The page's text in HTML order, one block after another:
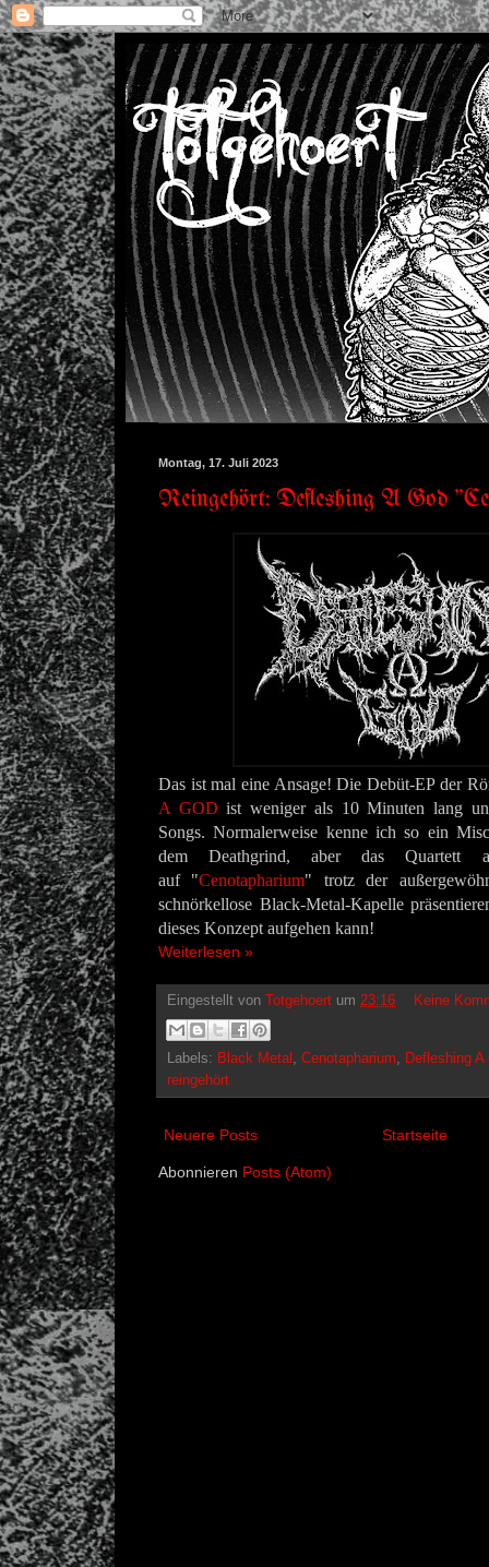
Montag, 17. Juli 2023
Reingehört: Defleshing A God
Das ist mal eine Ansage! Die Debüt-EP der
A GOD ist weniger als 10 Minuten lang
Songs. Normalerweise kenne ich so ein
dem Deathgrind, aber das
auf "Cenotapharium" trotz der
schnörkellose Black-Metal-Kapelle
dieses Konzept aufgehen kann!
Weiterlesen »
Eingestellt von Totgehoert um 23:16 Keine
Labels: Black Metal Cenotapharium
Defleshing A
reingehört
Neuere Posts Startseite
Abonnieren Posts (Atom)